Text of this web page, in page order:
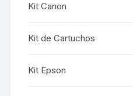
Kit Canon
Kit de Cartuchos
Kit Epson